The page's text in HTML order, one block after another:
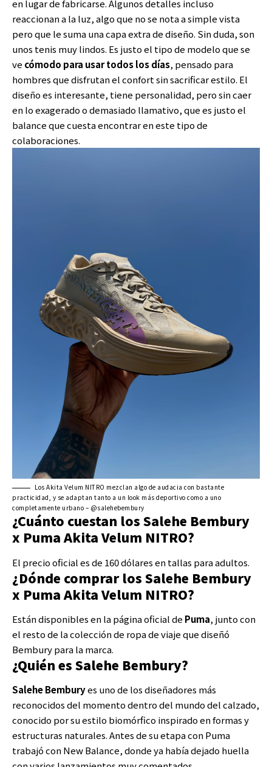
en lugar de fabricarse. Algunos detalles incluso
reaccionan a la luz, algo que no se nota a simple vista
pero que le suma una capa extra de diseño. Sin duda, son
unos tenis muy lindos. Es justo el tipo de modelo que se
ve cómodo para usar todos los días, pensado para
hombres que disfrutan el confort sin sacrificar estilo. El
diseño es interesante, tiene personalidad, pero sin caer
en lo exagerado o demasiado llamativo, que es justo el
balance que cuesta encontrar en este tipo de
colaboraciones.
Los Akita Velum NITRO mezclan algo de audacia con bastante
practicidad, y se adaptan tanto a un look más deportivo como a uno
completamente urbano – @salehebembury
¿Cuánto cuestan los Salehe Bembury
x Puma Akita Velum NITRO?
El precio oficial es de 160 dólares en tallas para adultos.
¿Dónde comprar los Salehe Bembury
x Puma Akita Velum NITRO?
Están disponibles en la página oficial de Puma, junto con
el resto de la colección de ropa de viaje que diseñó
Bembury para la marca.
¿Quién es Salehe Bembury?
Salehe Bemburyes uno de los diseñadores más
reconocidos del momento dentro del mundo del calzado,
conocido por su estilo biomórfico inspirado en formas y
estructuras naturales. Antes de su etapa con Puma
trabajó con New Balance, donde ya había dejado huella